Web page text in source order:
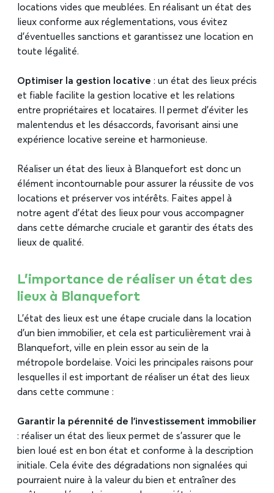
locations vides que meublées. En réalisant un état des
lieux conforme aux réglementations, vous évitez
d’éventuelles sanctions et garantissez une location en
toute légalité.
Optimiser la gestion locative : un état des lieux précis
et fiable facilite la gestion locative et les relations
entre propriétaires et locataires. Il permet d’éviter les
malentendus et les désaccords, favorisant ainsi une
expérience locative sereine et harmonieuse.
Réaliser un état des lieux à Blanquefort est donc un
élément incontournable pour assurer la réussite de vos
locations et préserver vos intérêts. Faites appel à
notre agent d’état des lieux pour vous accompagner
dans cette démarche cruciale et garantir des états des
lieux de qualité.
L’importance de réaliser un état des
lieux à Blanquefort
L’état des lieux est une étape cruciale dans la location
d’un bien immobilier, et cela est particulièrement vrai à
Blanquefort, ville en plein essor au sein de la
métropole bordelaise. Voici les principales raisons pour
lesquelles il est important de réaliser un état des lieux
dans cette commune :
Garantir la pérennité de l’investissement immobilier
: réaliser un état des lieux permet de s’assurer que le
bien loué est en bon état et conforme à la description
initiale. Cela évite des dégradations non signalées qui
pourraient nuire à la valeur du bien et entraîner des